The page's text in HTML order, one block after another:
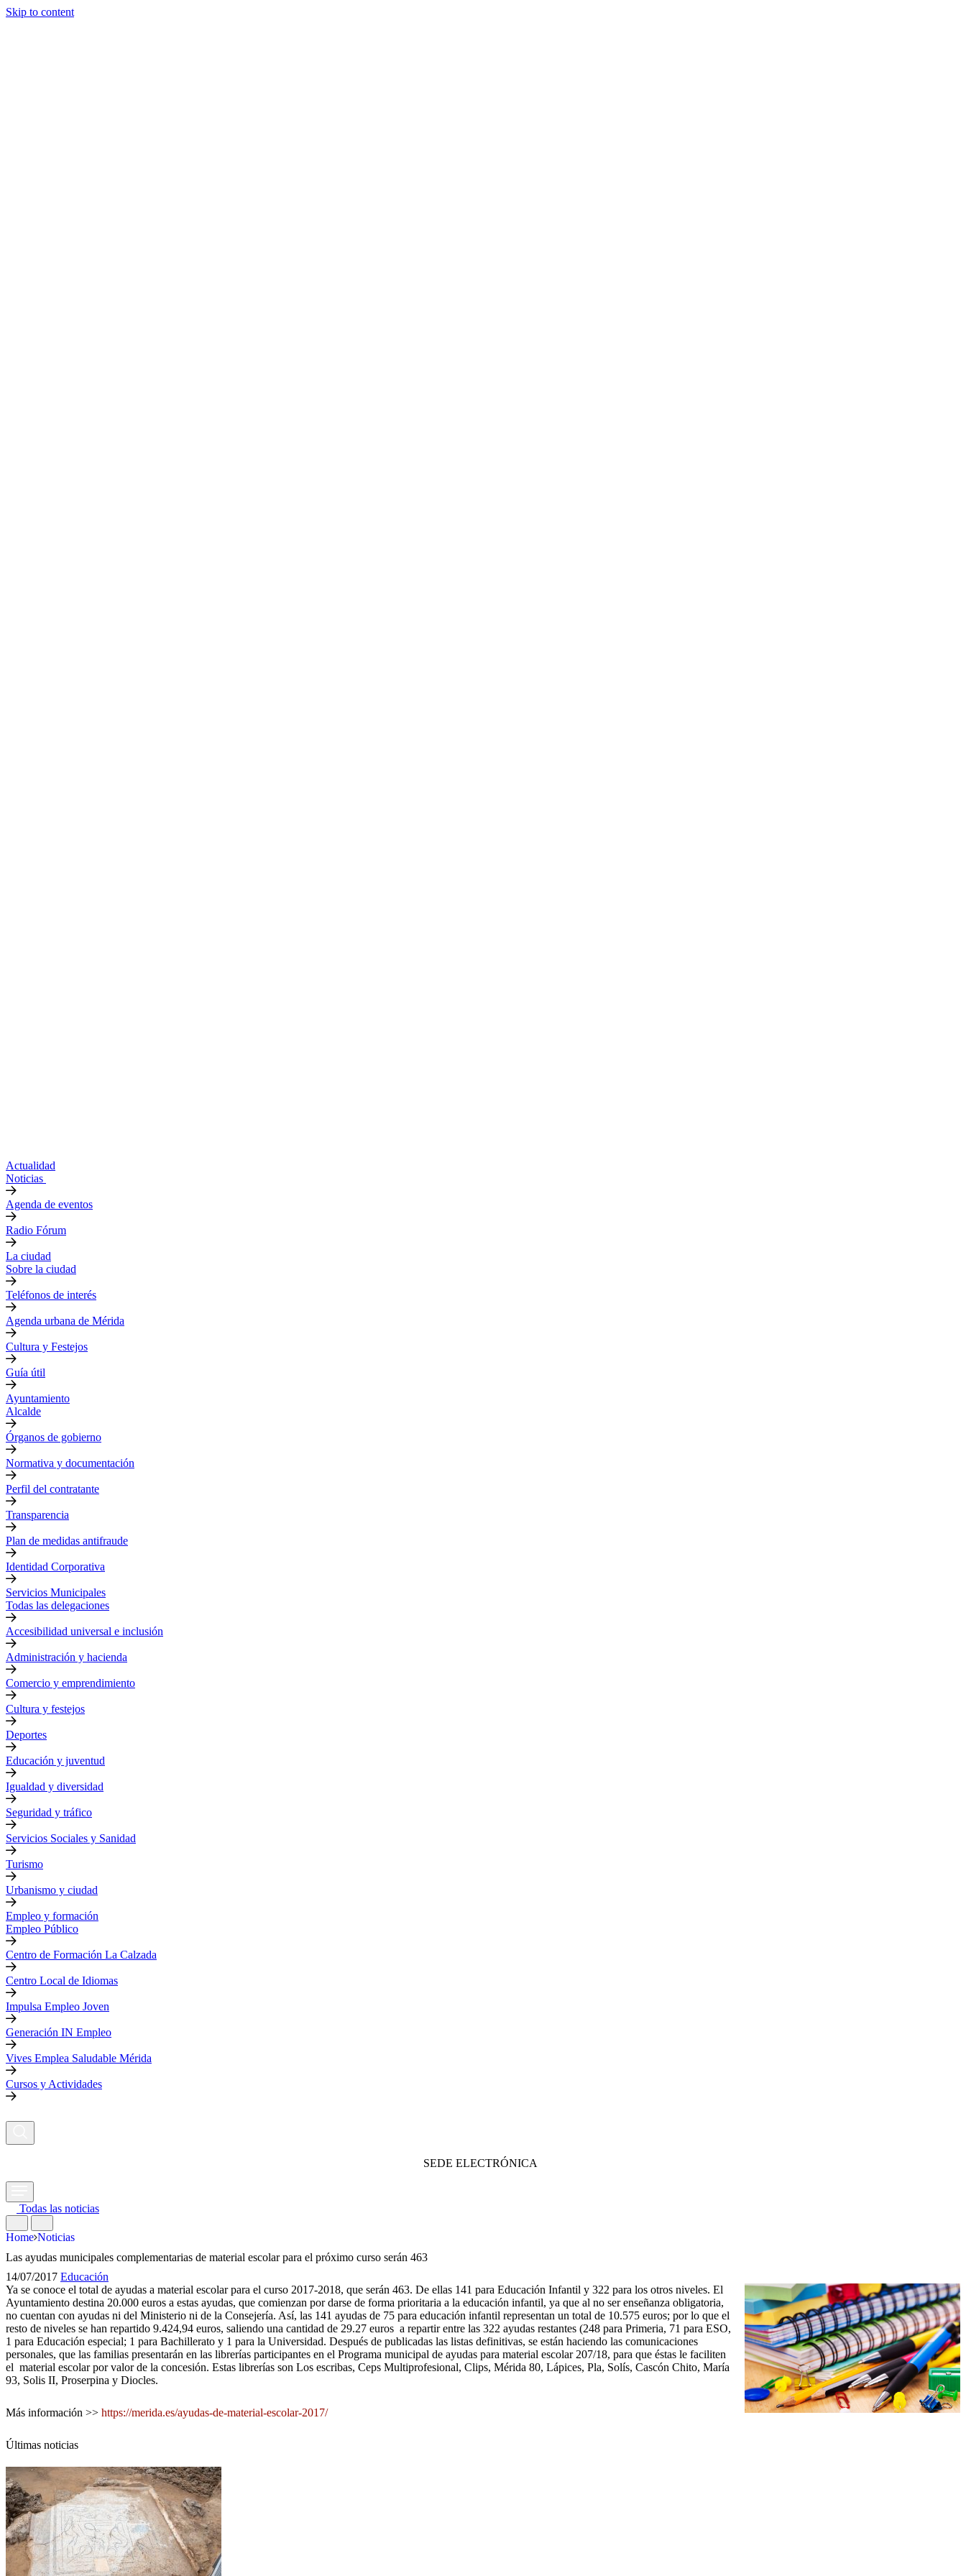
Skip to content
Actualidad
Noticias
Agenda de eventos
Radio Fórum
La ciudad
Sobre la ciudad
Teléfonos de interés
Agenda urbana de Mérida
Cultura y Festejos
Guía útil
Ayuntamiento
Alcalde
Órganos de gobierno
Normativa y documentación
Perfil del contratante
Transparencia
Plan de medidas antifraude
Identidad Corporativa
Servicios Municipales
Todas las delegaciones
Accesibilidad universal e inclusión
Administración y hacienda
Comercio y emprendimiento
Cultura y festejos
Deportes
Educación y juventud
Igualdad y diversidad
Seguridad y tráfico
Servicios Sociales y Sanidad
Turismo
Urbanismo y ciudad
Empleo y formación
Empleo Público
Centro de Formación La Calzada
Centro Local de Idiomas
Impulsa Empleo Joven
Generación IN Empleo
Vives Emplea Saludable Mérida
Cursos y Actividades
SEDE ELECTRÓNICA
Todas las noticias
Home Noticias
Las ayudas municipales complementarias de material escolar para el próximo curso serán 463
14/07/2017 Educación
Ya se conoce el total de ayudas a material escolar para el curso 2017-2018, que serán 463. De ellas 141 para Educación Infantil y 322 para los otros niveles. El
Ayuntamiento destina 20.000 euros a estas ayudas, que comienzan por darse de forma prioritaria a la educación infantil, ya que al no ser enseñanza obligatoria,
no cuentan con ayudas ni del Ministerio ni de la Consejería. Así, las 141 ayudas de 75 para educación infantil representan un total de 10.575 euros; por lo que el
resto de niveles se han repartido 9.424,94 euros, saliendo una cantidad de 29.27 euros a repartir entre las 322 ayudas restantes (248 para Primeria, 71 para ESO,
1 para Educación especial; 1 para Bachillerato y 1 para la Universidad. Después de publicadas las listas definitivas, se están haciendo las comunicaciones
personales, que las familias presentarán en las librerías participantes en el Programa municipal de ayudas para material escolar 207/18, para que éstas le faciliten
el material escolar por valor de la concesión. Estas librerías son Los escribas, Ceps Multiprofesional, Clips, Mérida 80, Lápices, Pla, Solís, Cascón Chito, María
93, Solis II, Proserpina y Diocles.
Más información >> https://merida.es/ayudas-de-material-escolar-2017/
Últimas noticias